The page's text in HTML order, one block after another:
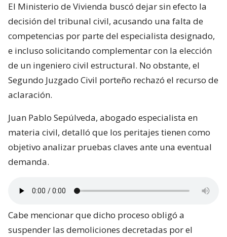
El Ministerio de Vivienda buscó dejar sin efecto la
decisión del tribunal civil, acusando una falta de
competencias por parte del especialista designado,
e incluso solicitando complementar con la elección
de un ingeniero civil estructural. No obstante, el
Segundo Juzgado Civil porteño rechazó el recurso de
aclaración.
Juan Pablo Sepúlveda, abogado especialista en
materia civil, detalló que los peritajes tienen como
objetivo analizar pruebas claves ante una eventual
demanda.
Cabe mencionar que dicho proceso obligó a
suspender las demoliciones decretadas por el